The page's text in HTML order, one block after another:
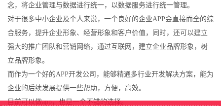
念，将企业管理与数据进行统一，以数据服务进行统一管理。
对于很多中小企业及个人来说，一个良好的企业APP会直接而全的综
合服务，提升企业形象、经营形象和客户价值，同时，还可以建立
强大的推广团队和营销网络，通过互联网，建立企业品牌形象，树
立品牌形象。
而作为一个好的APP开发公司，能够精通多行业开发解决方案，能为
企业的后续发展提供一些帮助，方便，高效。
目前可以做app，也是一个不错的选择。